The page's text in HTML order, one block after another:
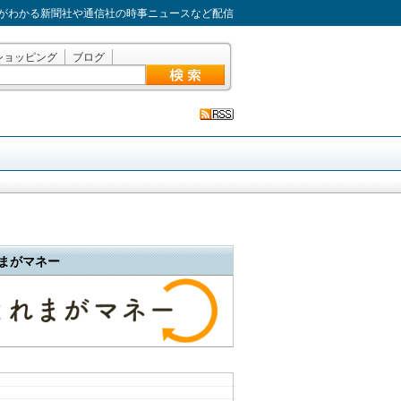
わかる新聞社や通信社の時事ニュースなど配信
ョッピング ブログ
がマネー